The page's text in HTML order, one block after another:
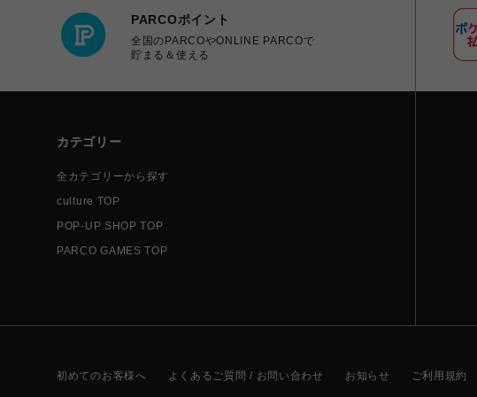
PARCOポイント
全国のPARCOやONLINE PARCOで
貯まる＆使える
カテゴリー
全カテゴリーから探す
culture TOP
POP-UP SHOP TOP
PARCO GAMES TOP
初めてのお客様へ よくあるご質問 / お問い合わせ お知らせ ご利用規約